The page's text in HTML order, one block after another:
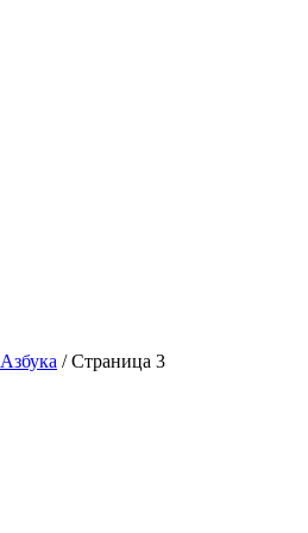
Азбука / Страница 3